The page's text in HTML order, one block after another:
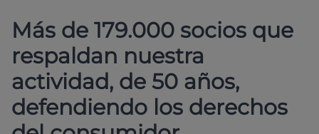
Más de 179.000 socios que
respaldan nuestra
actividad, de 50 años,
defendiendo los derechos